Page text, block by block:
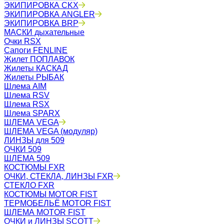
ЭКИПИРОВКА CKX
ЭКИПИРОВКА ANGLER
ЭКИПИРОВКА BRP
МАСКИ дыхательные
Очки RSX
Сапоги FENLINE
Жилет ПОПЛАВОК
Жилеты КАСКАД
Жилеты РЫБАК
Шлема AIM
Шлема RSV
Шлема RSX
Шлема SPARX
ШЛЕМА VEGA
ШЛЕМА VEGA (модуляр)
ЛИНЗЫ для 509
ОЧКИ 509
ШЛЕМА 509
КОСТЮМЫ FXR
ОЧКИ, СТЕКЛА, ЛИНЗЫ FXR
СТЕКЛО FXR
КОСТЮМЫ MOTOR FIST
ТЕРМОБЕЛЬЁ MOTOR FIST
ШЛЕМА MOTOR FIST
ОЧКИ и ЛИНЗЫ SCOTT